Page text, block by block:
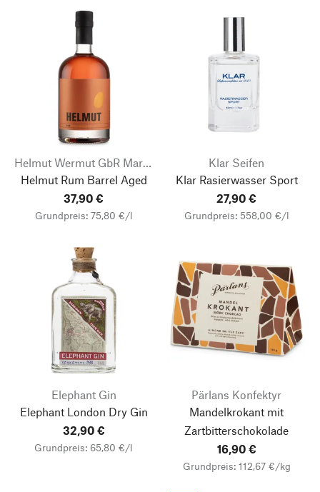
Helmut Rum Barrel Aged
37,90 €
Grundpreis: 75,80 €/l
Klar Seifen
Klar Rasierwasser Sport
27,90 €
Grundpreis: 558,00 €/l
Elephant Gin
Elephant London Dry Gin
32,90 €
Grundpreis: 65,80 €/l
Pärlans Konfektyr
Mandelkrokant mit
Zartbitterschokolade
16,90 €
Grundpreis: 112,67 €/kg